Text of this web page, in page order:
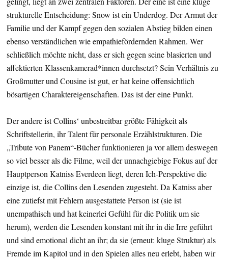
strukturelle Entscheidung: Snow ist ein Underdog. Der Armut der
Familie und der Kampf gegen den sozialen Abstieg bilden einen
ebenso verständlichen wie empathiefördernden Rahmen. Wer
schließlich möchte nicht, dass er sich gegen seine blasierten und
affektierten Klassenkamerad*innen durchsetzt? Sein Verhältnis zu
Großmutter und Cousine ist gut, er hat keine offensichtlich
bösartigen Charaktereigenschaften. Das ist der eine Punkt.
Der andere ist Collins‘ unbestreitbar größte Fähigkeit als
Schriftstellerin, ihr Talent für personale Erzählstrukturen. Die
„Tribute von Panem“-Bücher funktionieren ja vor allem deswegen
so viel besser als die Filme, weil der unnachgiebige Fokus auf der
Hauptperson Katniss Everdeen liegt, deren Ich-Perspektive die
einzige ist, die Collins den Lesenden zugesteht. Da Katniss aber
eine zutiefst mit Fehlern ausgestattete Person ist (sie ist
unempathisch und hat keinerlei Gefühl für die Politik um sie
herum), werden die Lesenden konstant mit ihr in die Irre geführt
und sind emotional dicht an ihr; da sie (erneut: kluge Struktur) als
Fremde im Kapitol und in den Spielen alles neu erlebt, haben wir